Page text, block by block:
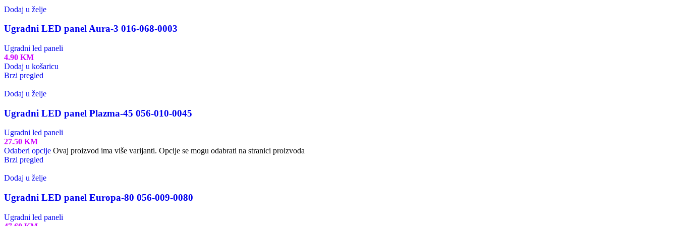
Dodaj u želje
Ugradni LED panel Aura-3 016-068-0003
Ugradni led paneli
4.90 KM
Dodaj u košaricu
Brzi pregled
Dodaj u želje
Ugradni LED panel Plazma-45 056-010-0045
Ugradni led paneli
27.50 KM
Odaberi opcije Ovaj proizvod ima više varijanti. Opcije se mogu odabrati na stranici proizvoda
Brzi pregled
Dodaj u želje
Ugradni LED panel Europa-80 056-009-0080
Ugradni led paneli